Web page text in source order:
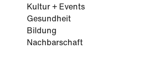
Kultur + Events
Gesundheit
Bildung
Nachbarschaft